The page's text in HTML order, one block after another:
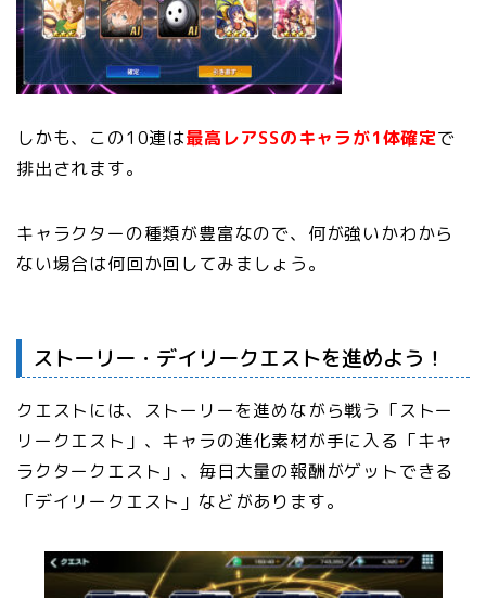
しかも、この10連は最高レアSSのキャラが1体確定で
排出されます。
キャラクターの種類が豊富なので、何が強いかわから
ない場合は何回か回してみましょう。
ストーリー・デイリークエストを進めよう！
クエストには、ストーリーを進めながら戦う「ストー
リークエスト」、キャラの進化素材が手に入る「キャ
ラクタークエスト」、毎日大量の報酬がゲットできる
「デイリークエスト」などがあります。